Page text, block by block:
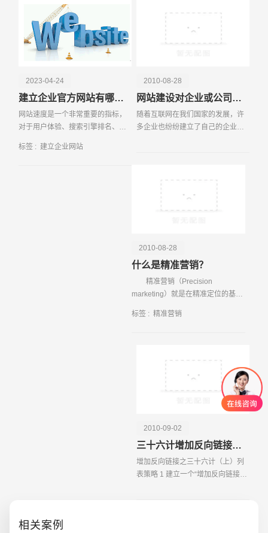
2023-04-24
建立企业官方网站有哪些步骤
网站速度是一个非常重要的指标，
对于用户体验、搜索引擎排名、转
此，网站速度优化是每个网站所有
标签 : 建立企业网站
2010-08-28
网站建设对企业或公司的作用有什么
随着互联网在我们国家的发展，许
多企业也纷纷建立了自己的企业网
2010-08-28
什么是精准营销？
精准营销（Precision
marketing）就是在精准定位的基础
性化的顾客沟通服务体系，实现企
标签 : 精准营销
2010-09-02
三十六计增加反向链接（上）
增加反向链接之三十六计（上）列
表策略 1 建立一个“增加反向链接之
相关案例
电话 微信号